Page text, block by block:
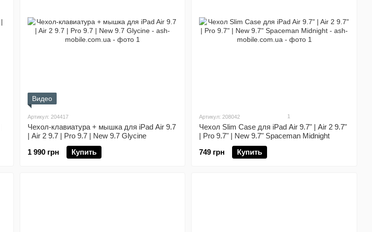
Видео
Артикул: 204417
Чехол-клавиатура + мышка для iPad Air 9.7
| Air 2 9.7 | Pro 9.7 | New 9.7 Glycine
1 990 грн
Купить
Артикул: 208042 1
Чехол Slim Case для iPad Air 9.7" | Air 2 9.7"
| Pro 9.7" | New 9.7" Spaceman Midnight
749 грн
Купить